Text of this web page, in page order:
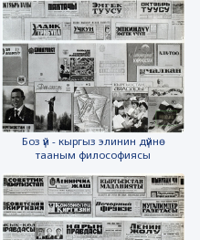
Боз үй - кыргыз элинин дүйнө
тааным философиясы